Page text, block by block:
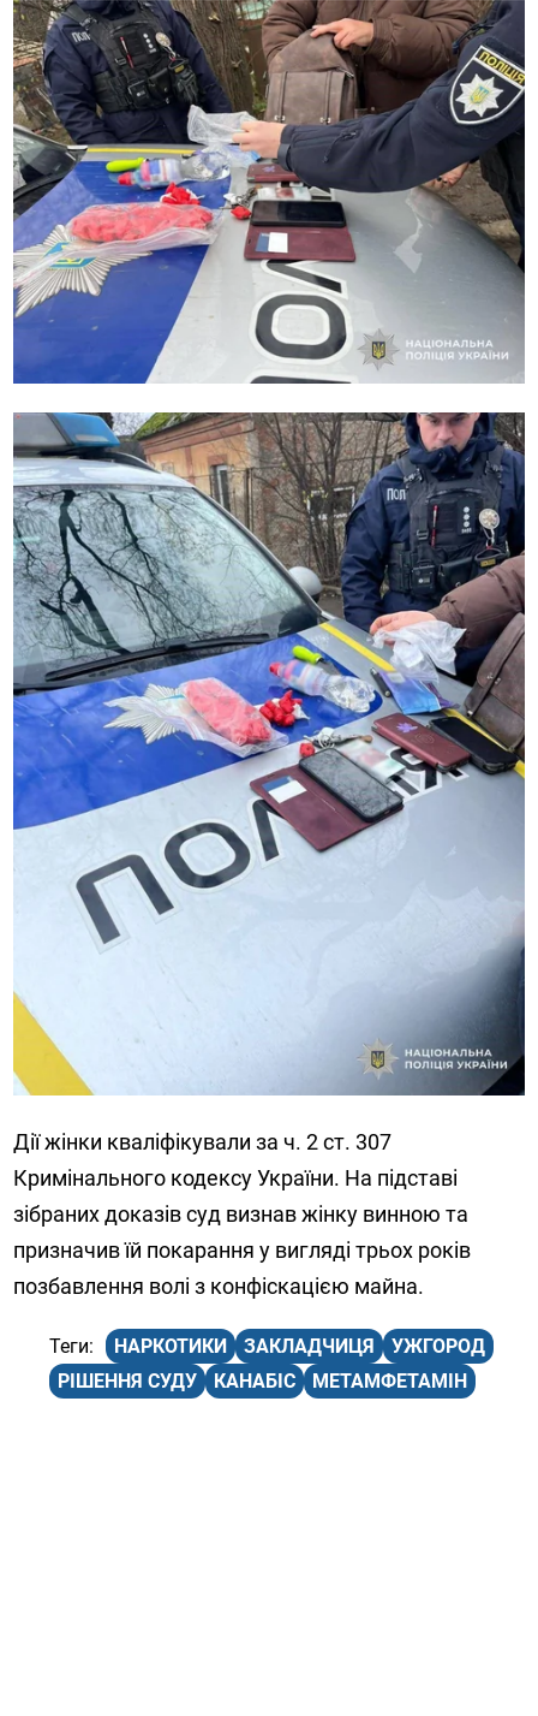
Дії жінки кваліфікували за ч. 2 ст. 307
Кримінального кодексу України. На підставі
зібраних доказів суд визнав жінку винною та
призначив їй покарання у вигляді трьох років
позбавлення волі з конфіскацією майна.
НАРКОТИКИ ЗАКЛАДЧИЦЯ
УЖГОРОД
РІШЕННЯ СУДУ
КАНАБІС МЕТАМФЕТАМІН